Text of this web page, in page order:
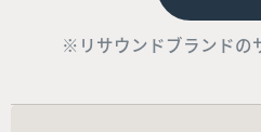
※リサウンドブランドの